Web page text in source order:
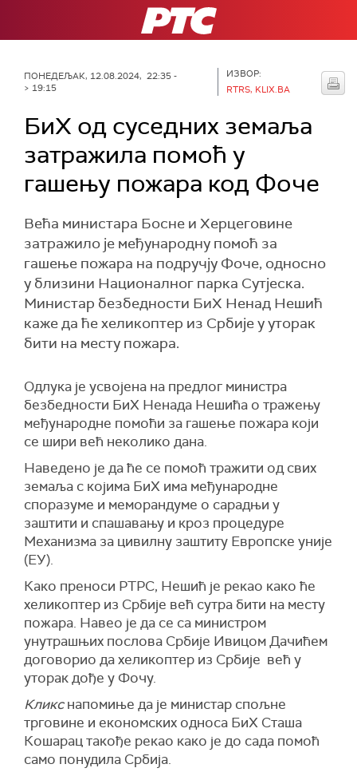
РТС
ПОНЕДЕЉАК, 12.08.2024, 22:35 -
> 19:15
ИЗВОР:
RTRS, KLIX.BA
БиХ од суседних земаља
затражила помоћ у
гашењу пожара код Фоче
Већа министара Босне и Херцеговине
затражило је међународну помоћ за
гашење пожара на подручју Фоче, односно
у близини Националног парка Сутјеска.
Министар безбедности БиХ Ненад Нешић
каже да ће хеликоптер из Србије у уторак
бити на месту пожара.
Одлука је усвојена на предлог министра
безбедности БиХ Ненада Нешића о тражењу
међународне помоћи за гашење пожара који
се шири већ неколико дана.
Наведено је да ће се помоћ тражити од свих
земаља с којима БиХ има међународне
споразуме и меморандуме о сарадњи у
заштити и спашавању и кроз процедуре
Механизма за цивилну заштиту Европске уније
(ЕУ).
Како преноси РТРС, Нешић је рекао како ће
хеликоптер из Србије већ сутра бити на месту
пожара. Навео је да се са министром
унутрашњих послова Србије Ивицом Дачићем
договорио да хеликоптер из Србије већ у
уторак дође у Фочу.
Кликснапомиње да је министар спољне
трговине и економских односа БиХ Сташа
Кошарац такође рекао како је до сада помоћ
само понудила Србија.